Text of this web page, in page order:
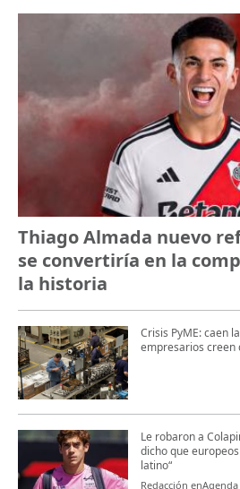
Thiago Almada nuevo
se convertiría en la
la historia
Crisis PyME: caen
empresarios creen
Le robaron a
dicho que
latino“
Redacción enAgenda